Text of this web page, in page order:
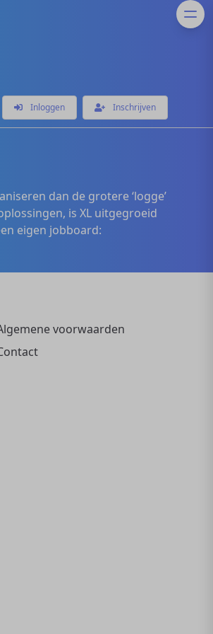
Inloggen Inschrijven
dan de grotere ‘logge’
is XL uitgegroeid
eigen jobboard:
voorwaarden